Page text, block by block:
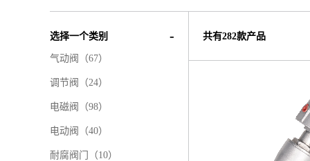
选择一个类别
气动阀 （67）
调节阀 （24）
电磁阀 （98）
电动阀 （40）
耐腐阀门 （10）
共有282款产品